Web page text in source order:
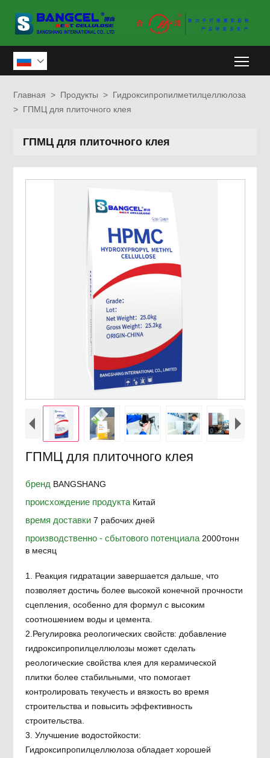

Главная > Продукты > Гидроксипропилметилцеллюлоза
> ГПМЦ для плиточного клея
ГПМЦ для плиточного клея
ГПМЦ для плиточного клея
бренд BANGSHANG
происхождение продукта Китай
время доставки7 рабочих дней
производственно - сбытового потенциала 2000тонн
в месяц
1. Реакция гидратации завершается дальше, что
позволяет достичь более высокой конечной прочности
сцепления, особенно для формул с высоким
соотношением воды и цемента.
2.Регулировка реологических свойств: добавление
гидроксипропилцеллюлозы может сделать
реологические свойства клея для керамической
плитки более стабильными, что помогает
контролировать текучесть и вязкость во время
строительства и повысить эффективность
строительства.
3. Улучшение водостойкости:
Гидроксипропилцеллюлоза обладает хорошей